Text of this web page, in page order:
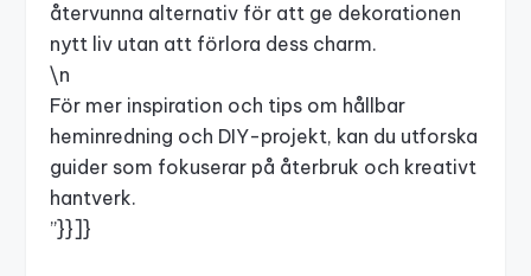
återvunna alternativ för att ge dekorationen
nytt liv utan att förlora dess charm.
\n
För mer inspiration och tips om hållbar
heminredning och DIY-projekt, kan du utforska
guider som fokuserar på återbruk och kreativt
hantverk.
”}}]}